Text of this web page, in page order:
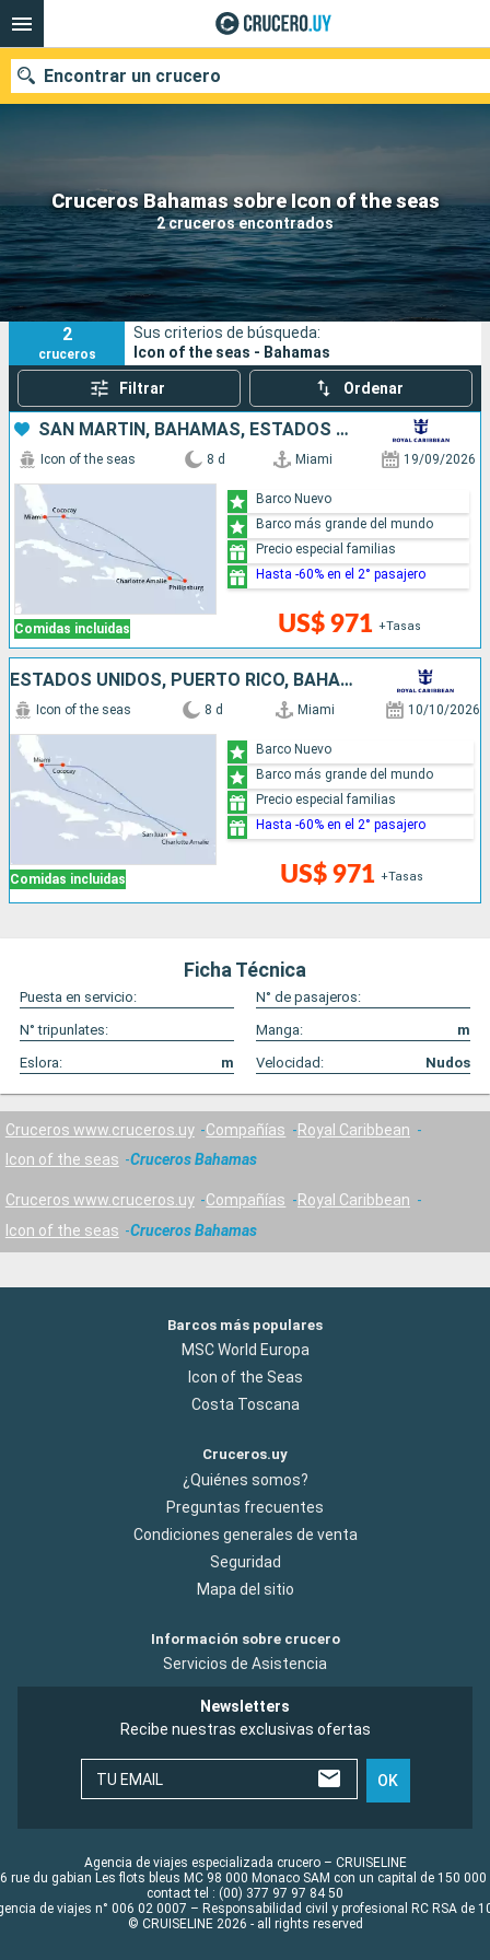
Cruceros Bahamas sobre Icon of the seas
2 cruceros encontrados
Encontrar un crucero
Nuestros destinos
Fecha de salida
Puertos Compañías
Buscar
2
cruceros
Sus criterios de búsqueda:
Icon of the seas - Bahamas
Filtrar Ordenar
SAN MARTÍN, BAHAMAS, ESTADOS UNIDOS
Comidas incluidas
Icon of the seas 8 d Miami 19/09/2026
US$ 971 +Tasas
Barco Nuevo
Barco más grande del mundo
Precio especial familias
Hasta -60% en el 2° pasajero
ESTADOS UNIDOS, PUERTO RICO, BAHAMAS
Comidas incluidas
Icon of the seas 8 d Miami 10/10/2026
US$ 971 +Tasas
Barco Nuevo
Barco más grande del mundo
Precio especial familias
Hasta -60% en el 2° pasajero
Ficha Técnica
Puesta en servicio:
N° de pasajeros:
N° tripunlates:
Manga:
m
Eslora:
m Velocidad: Nudos
Cruceros www.cruceros.uy Compañías
Royal Caribbean
Icon of the seas
Cruceros Bahamas
Cruceros www.cruceros.uy Compañías
Royal Caribbean
Icon of the seas
Cruceros Bahamas
Barcos más populares
MSC World Europa
Icon of the Seas
Costa Toscana
Cruceros.uy
¿Quiénes somos?
Preguntas frecuentes
Condiciones generales de venta
Seguridad
Mapa del sitio
Información sobre crucero
Servicios de Asistencia
Newsletters
Recibe nuestras exclusivas ofertas
TU EMAIL OK
Agencia de viajes especializada crucero – CRUISELINE
rue du gabian Les flots bleus MC 98 000 Monaco SAM con un capital de 150 000
contact tel : (00) 377 97 97 84 50
de viajes n° 006 02 0007 – Responsabilidad civil y profesional RC RSA de
© CRUISELINE 2026 - all rights reserved